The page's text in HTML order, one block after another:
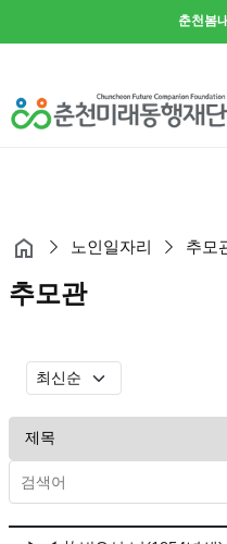
춘천봄
노인일자리 추모
추모관